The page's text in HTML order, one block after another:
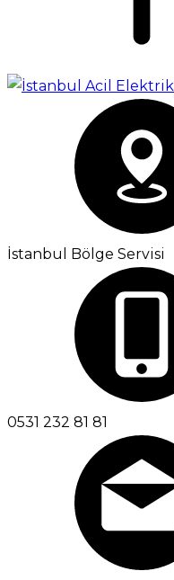
İstanbul Bölge Servisi
0531 232 81 81